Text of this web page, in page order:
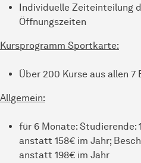
Individuelle Zeiteinteilung
Öffnungszeiten
Kursprogramm Sportkarte:
Über 200 Kurse aus allen 7
Allgemein:
für 6 Monate: Studierende:
anstatt 158€ im Jahr;
anstatt 198€ im Jahr